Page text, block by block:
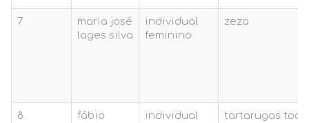
7
maria josé
lages silva
individual
feminino
zeza
8
fábio
individual
tartarugas